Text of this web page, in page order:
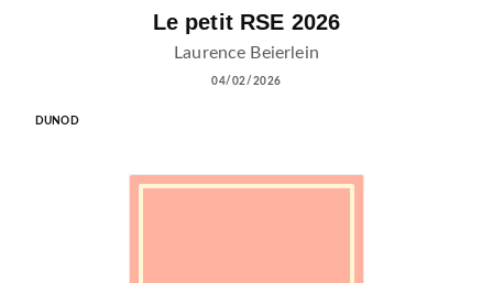
Le petit RSE 2026
Laurence Beierlein
04/02/2026
DUNOD